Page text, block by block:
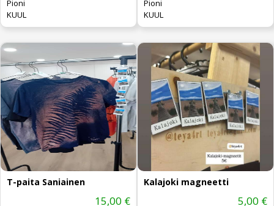
Pioni
KUUL
Pioni
KUUL
T-paita Saniainen
15,00 €
Kalajoki magneetti
5,00 €